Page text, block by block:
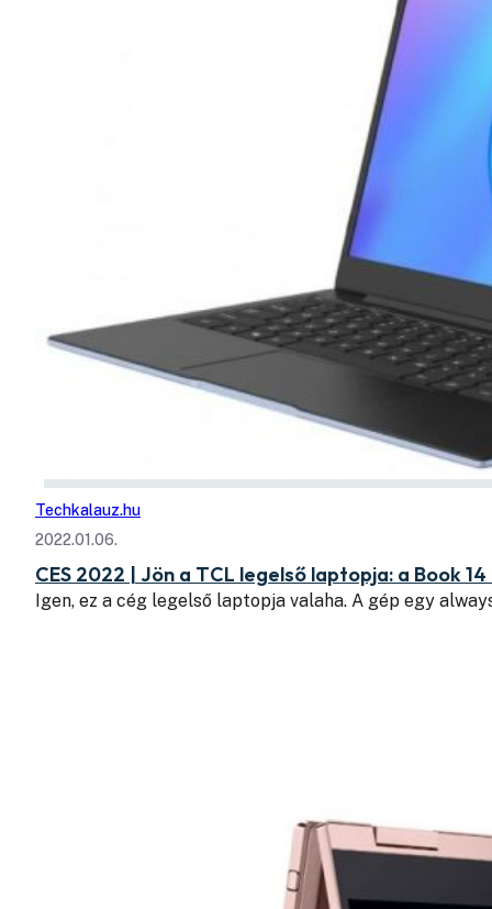
Techkalauz.hu
2022.01.06.
CES 2022 | Jön a TCL legelső laptopja: a Book 14
Igen, ez a cég legelső laptopja valaha. A gép egy